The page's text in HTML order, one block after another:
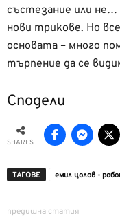
състезание или
нови трикове. Но
основата – много
търпение да се
Сподели
SHARES
ТАГОВЕ емил цолов -
предишна статия